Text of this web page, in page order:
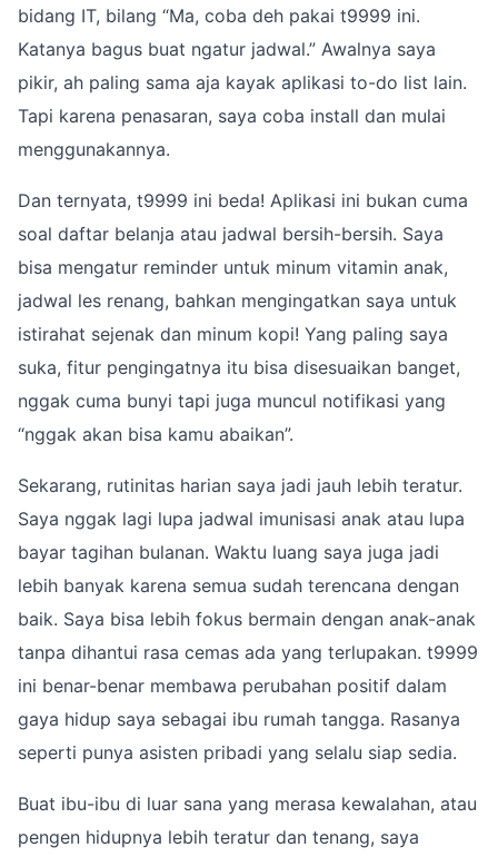
bidang IT, bilang “Ma, coba deh pakai t9999 ini.
Katanya bagus buat ngatur jadwal.” Awalnya saya
pikir, ah paling sama aja kayak aplikasi to-do list lain.
Tapi karena penasaran, saya coba install dan mulai
menggunakannya.
Dan ternyata, t9999 ini beda! Aplikasi ini bukan cuma
soal daftar belanja atau jadwal bersih-bersih. Saya
bisa mengatur reminder untuk minum vitamin anak,
jadwal les renang, bahkan mengingatkan saya untuk
istirahat sejenak dan minum kopi! Yang paling saya
suka, fitur pengingatnya itu bisa disesuaikan banget,
nggak cuma bunyi tapi juga muncul notifikasi yang
“nggak akan bisa kamu abaikan”.
Sekarang, rutinitas harian saya jadi jauh lebih teratur.
Saya nggak lagi lupa jadwal imunisasi anak atau lupa
bayar tagihan bulanan. Waktu luang saya juga jadi
lebih banyak karena semua sudah terencana dengan
baik. Saya bisa lebih fokus bermain dengan anak-anak
tanpa dihantui rasa cemas ada yang terlupakan. t9999
ini benar-benar membawa perubahan positif dalam
gaya hidup saya sebagai ibu rumah tangga. Rasanya
seperti punya asisten pribadi yang selalu siap sedia.
Buat ibu-ibu di luar sana yang merasa kewalahan, atau
pengen hidupnya lebih teratur dan tenang, saya